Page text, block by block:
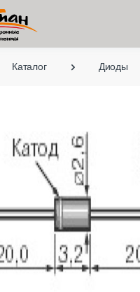
Каталог Диоды